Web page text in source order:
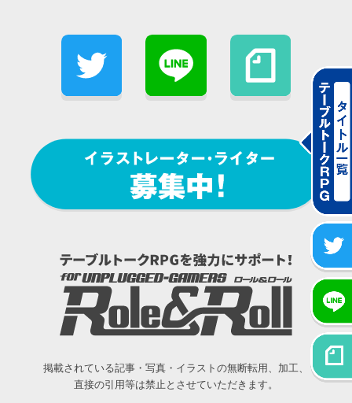
掲載されている記事・写真・イラストの無断転用、加工、
直接の引用等は禁止とさせていただきます。